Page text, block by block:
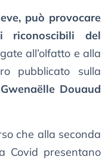
può provocare
riconoscibili del
all’olfatto e alla
pubblicato sulla
Gwenaëlle Douaud
che alla seconda
Covid presentano